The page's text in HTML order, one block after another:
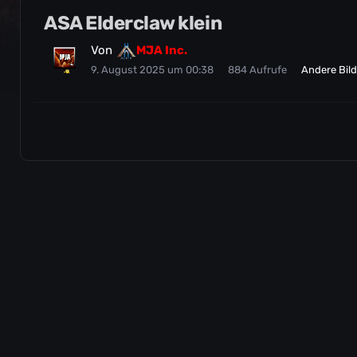
ASA Elderclaw klein
Von MJA Inc.
9. August 2025 um 00:38 884 Aufrufe Andere